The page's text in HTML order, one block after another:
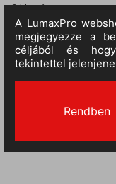
Cikkszám:
M.egység:
Szín:
Méret:
Anyag:
Tulajdonságok: